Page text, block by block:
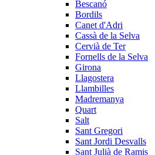
Bescanó
Bordils
Canet d'Adri
Cassà de la Selva
Cervià de Ter
Fornells de la Selva
Girona
Llagostera
Llambilles
Madremanya
Quart
Salt
Sant Gregori
Sant Jordi Desvalls
Sant Julià de Ramis